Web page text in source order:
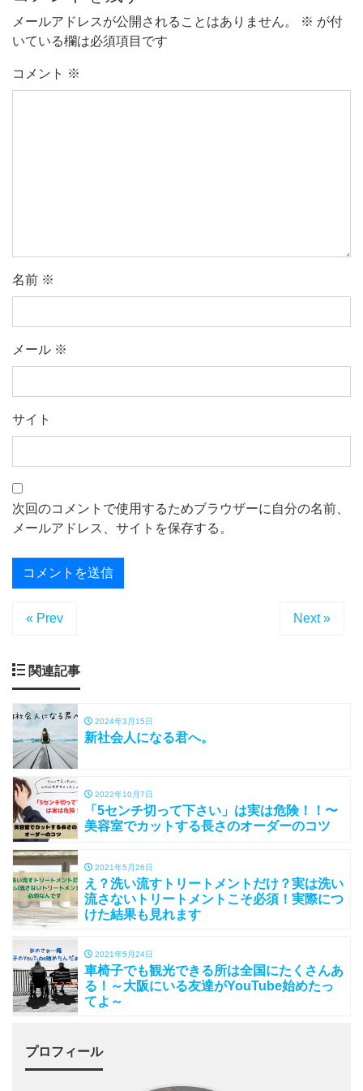
メールアドレスが公開されることはありません。 ※ が付
いている欄は必須項目です
コメント ※
名前 ※
メール ※
サイト
次回のコメントで使用するためブラウザーに自分の名前、
メールアドレス、サイトを保存する。
« Prev Next »
関連記事
2024年3月15日
新社会人になる君へ。
2022年10月7日
「5センチ切って下さい」は実は危険！！〜
美容室でカットする長さのオーダーのコツ
2021年5月26日
え？洗い流すトリートメントだけ？実は洗い
流さないトリートメントこそ必須！実際につ
けた結果も見れます
2021年5月24日
車椅子でも観光できる所は全国にたくさんあ
る！～大阪にいる友達がYouTube始めたっ
てよ～
プロフィール